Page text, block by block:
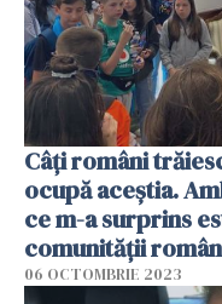
Câți români
ocupă aceștia.
ce m-a surprins
comunității
06 OCTOMBRIE 2023